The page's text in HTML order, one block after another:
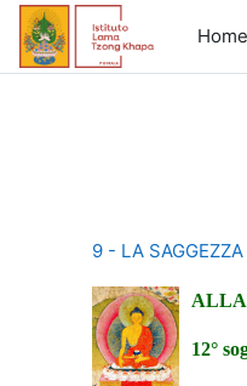
Vai al contenuto principaleHome
9 - LA
ALLA
12°